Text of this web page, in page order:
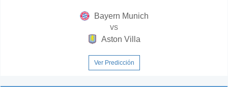
Bayern Munich
vs
Aston Villa
Ver Predicción